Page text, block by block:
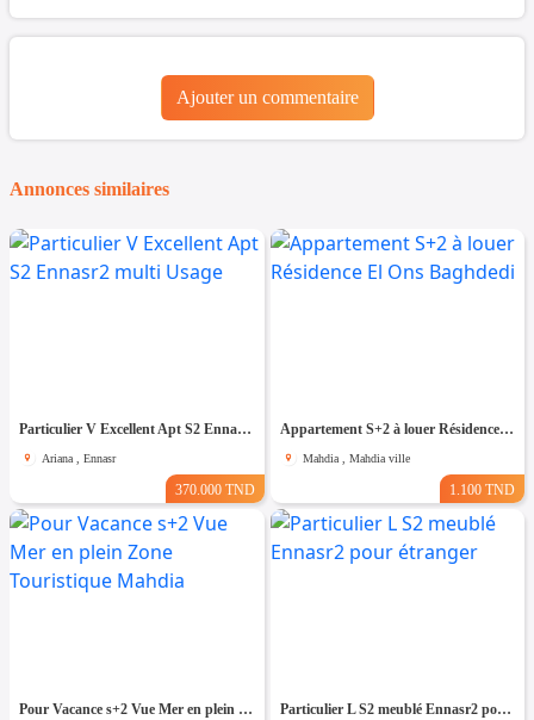
Ajouter un commentaire
Annonces similaires
Particulier V Excellent Apt S2 Ennasr2 multi Usage
Ariana , Ennasr
370.000 TND
Appartement S+2 à louer Résidence El Ons Baghdedi
Mahdia , Mahdia ville
1.100 TND
Pour Vacance s+2 Vue Mer en plein Zone Touristique Mahdia Particulier L S2 meublé Ennasr2 pour étranger